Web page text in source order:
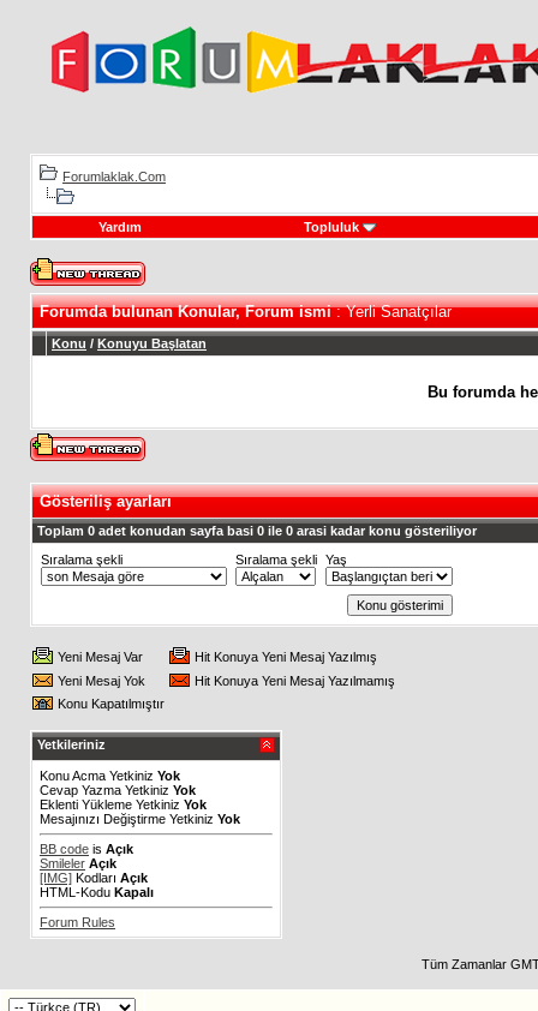
Forumlaklak.Com
Yardım Topluluk
Forumda bulunan Konular, Forum ismi: Yerli Sanatçılar
Konu / Konuyu Başlatan
Bu forumda
Gösteriliş ayarları
Toplam 0 adet konudan sayfa basi 0 ile 0 arasi kadar konu gösteriliyor
Sıralama şekli
Sıralama şekli Yaş
Yeni Mesaj Var
Hit Konuya Yeni Mesaj Yazılmış
Yeni Mesaj Yok
Hit Konuya Yeni Mesaj Yazılmamış
Konu Kapatılmıştır
Yetkileriniz
Konu Acma Yetkiniz Yok
Cevap Yazma Yetkiniz Yok
Eklenti Yükleme Yetkiniz Yok
Mesajınızı Değiştirme Yetkiniz Yok
BB code is Açık
Smileler Açık
[IMG] Kodları Açık
HTML-Kodu Kapalı
Forum Rules
Tüm Zamanlar